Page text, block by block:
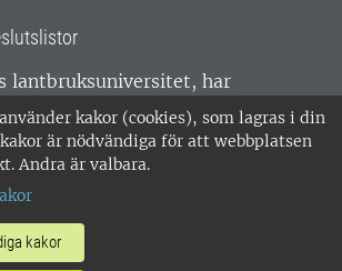
kakor (cookies), som lagras i din
är nödvändiga för att webbplatsen
Andra är valbara.
kakor
lantbruksuniversitet, har
hela Sverige. Huvudorter är
och Umeå.SLU är
enligt ISO 14001. •
Org nr: 202100-2817 •